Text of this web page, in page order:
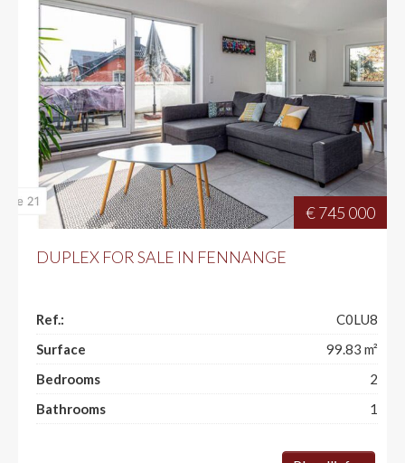
€ 745 000
DUPLEX FOR SALE IN FENNANGE
Ref.:
C0LU8
Surface
99.83 m²
Bedrooms
2
Bathrooms
1